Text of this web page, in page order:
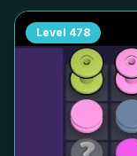
Level 478